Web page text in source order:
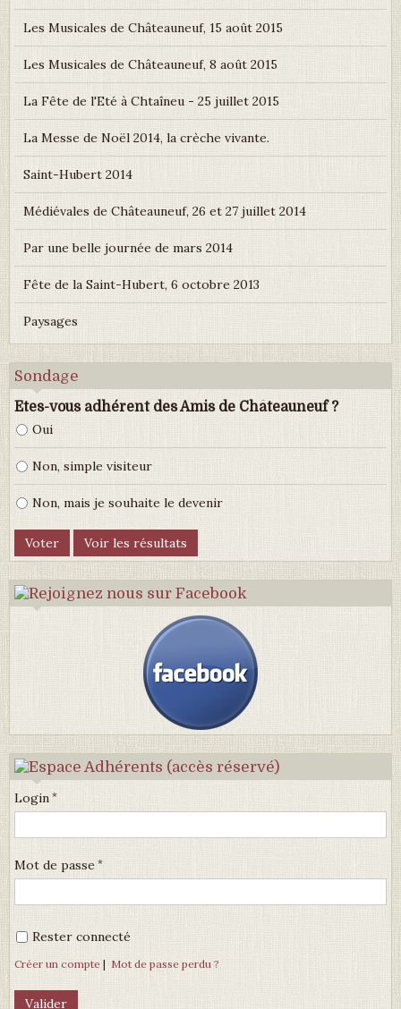
Les Musicales de Châteauneuf, 15 août 2015
Les Musicales de Châteauneuf, 8 août 2015
La Fête de l'Eté à Chtaîneu - 25 juillet 2015
La Messe de Noël 2014, la crèche vivante.
Saint-Hubert 2014
Médiévales de Châteauneuf, 26 et 27 juillet 2014
Par une belle journée de mars 2014
Fête de la Saint-Hubert, 6 octobre 2013
Paysages
Sondage
Etes-vous adhérent des Amis de Châteauneuf ?
Oui
Non, simple visiteur
Non, mais je souhaite le devenir
Login
Mot de passe
Rester connecté
Créer un compte | Mot de passe perdu ?